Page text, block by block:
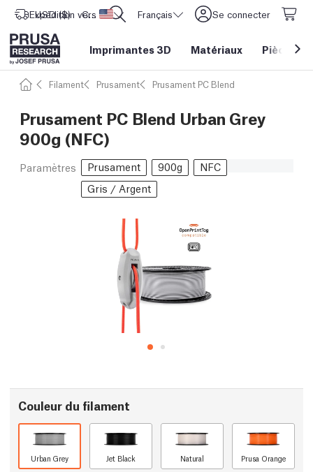
Expédition vers Etats-Unis d'Amérique
USD ($) CORE One L: Maintenant en stock ! Français Se connecter
Imprimantes 3D Matériaux Pièces&
Filament Prusament Prusament PC Blend
Prusament PC Blend Urban Grey
900g (NFC)
Paramètres Prusament 900g
NFC
Gris / Argent
Couleur du filament
Urban Grey Jet Black Natural Prusa Orange